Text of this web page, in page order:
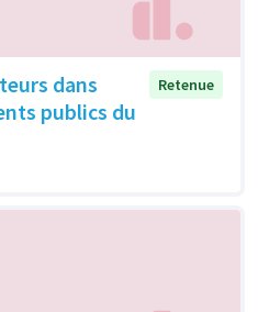
dans
publics du
Retenue